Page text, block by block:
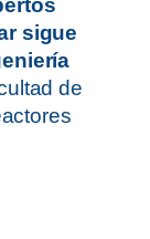
sigue
de